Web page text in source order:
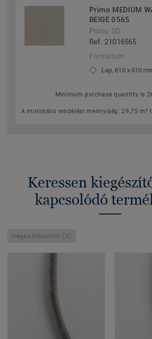
Primo MEDIUM
BEIGE 0565
Primo SD
Ref. 21016565
Formátum
Lap, 610 x 610
Minimum purchase quantity is
A minimális rendelési mennyiség: 29,75 m²
Keressen
kapcsolódó
Hegesztőzsinór (2)